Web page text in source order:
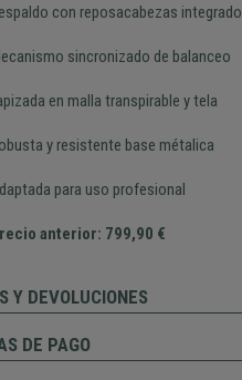
con reposacabezas integrado
sincronizado de balanceo
en malla transpirable y tela
y resistente base métalica
para uso profesional
anterior: 799,90 €
Y DEVOLUCIONES
DE PAGO